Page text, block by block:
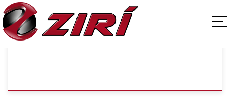
add_action('wp_head', function() { if (is_product()) { echo
'; } });